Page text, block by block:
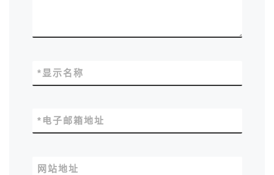
显示名称
*
电子邮箱地址
*
网站地址